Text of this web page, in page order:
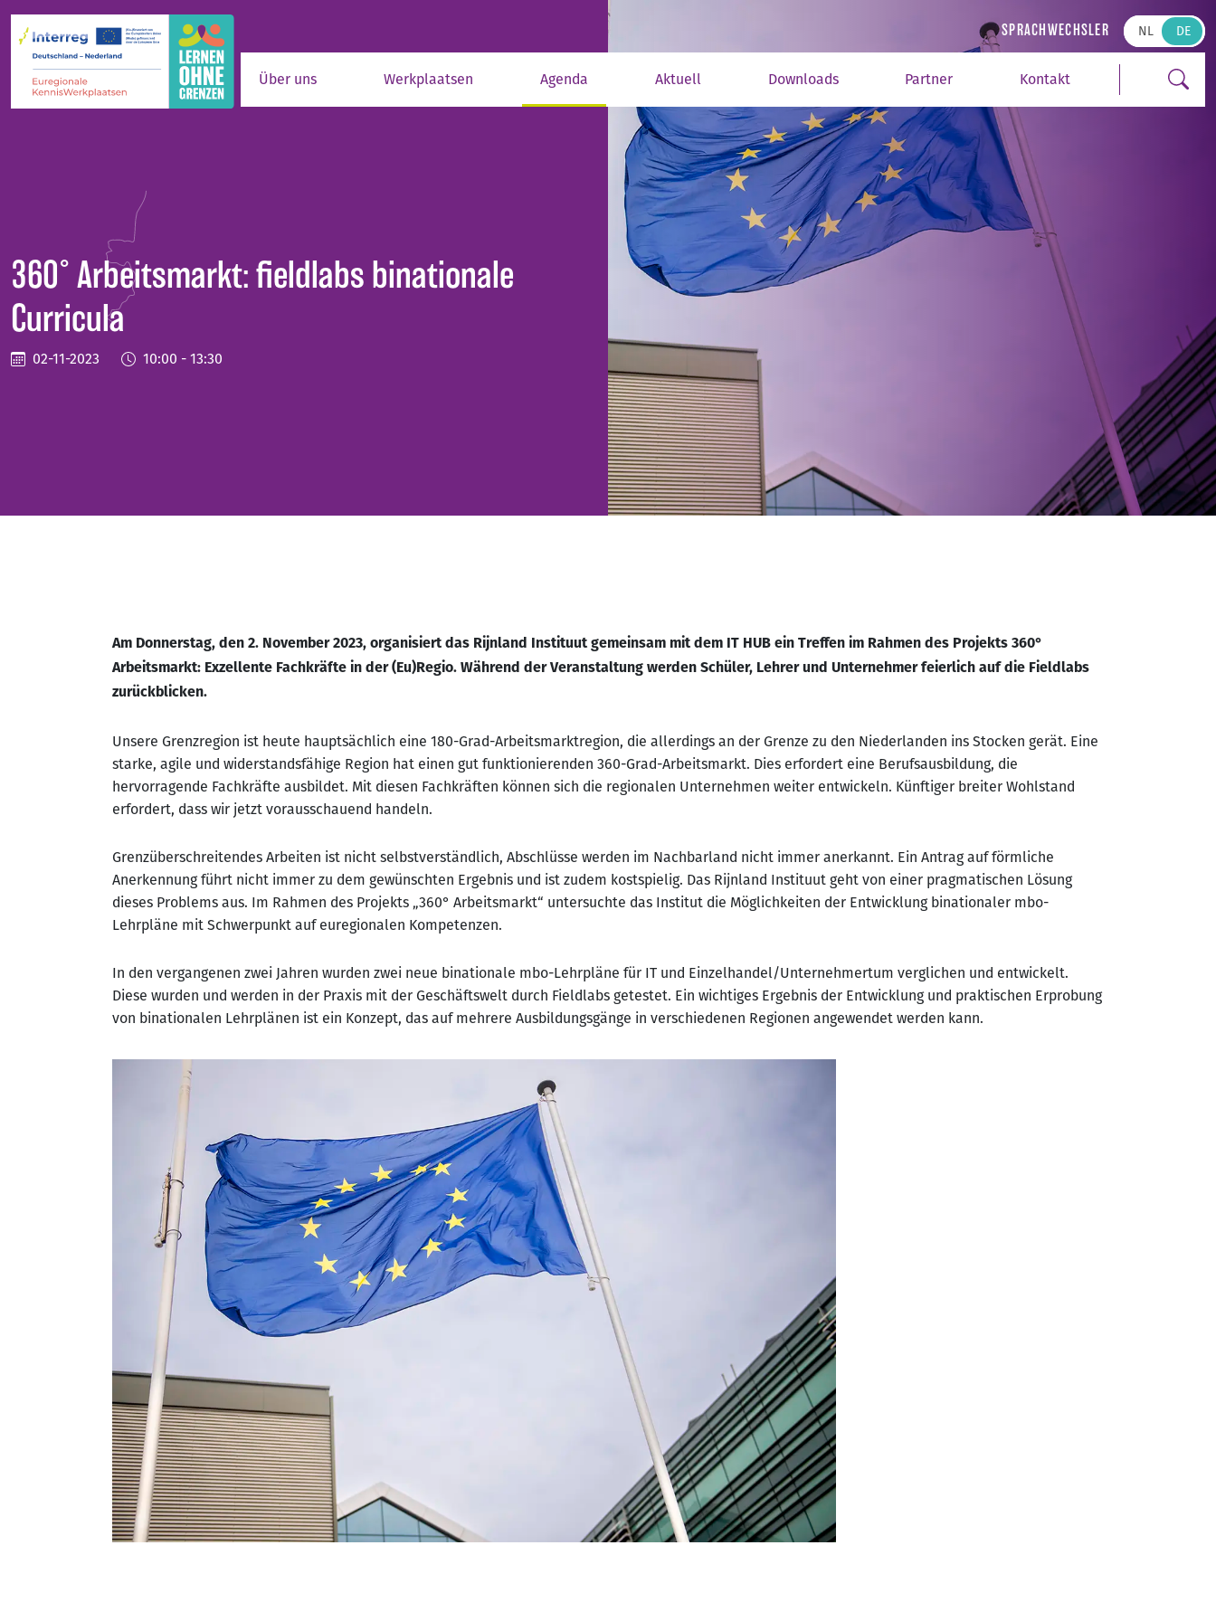
Zum Hauptinhalt springen
SPRACHWECHSLER NL
Über uns Werkplaatsen Agenda Aktuell Downloads Partner Kontakt
Suchen
360° Arbeitsmarkt: fieldlabs binationale
Curricula
02-11-2023 10:00 - 13:30
Am Donnerstag, den 2. November 2023, organisiert das Rijnland Instituut gemeinsam mit dem IT HUB ein Treffen im Rahmen des Projekts 360°
Arbeitsmarkt: Exzellente Fachkräfte in der (Eu)Regio. Während der Veranstaltung werden Schüler, Lehrer und Unternehmer feierlich auf die Fieldlabs
zurückblicken.
Unsere Grenzregion ist heute hauptsächlich eine 180-Grad-Arbeitsmarktregion, die allerdings an der Grenze zu den Niederlanden ins Stocken gerät. Eine
starke, agile und widerstandsfähige Region hat einen gut funktionierenden 360-Grad-Arbeitsmarkt. Dies erfordert eine Berufsausbildung, die
hervorragende Fachkräfte ausbildet. Mit diesen Fachkräften können sich die regionalen Unternehmen weiter entwickeln. Künftiger breiter Wohlstand
erfordert, dass wir jetzt vorausschauend handeln.
Grenzüberschreitendes Arbeiten ist nicht selbstverständlich, Abschlüsse werden im Nachbarland nicht immer anerkannt. Ein Antrag auf förmliche
Anerkennung führt nicht immer zu dem gewünschten Ergebnis und ist zudem kostspielig. Das Rijnland Instituut geht von einer pragmatischen Lösung
dieses Problems aus. Im Rahmen des Projekts „360° Arbeitsmarkt“ untersuchte das Institut die Möglichkeiten der Entwicklung binationaler mbo-
Lehrpläne mit Schwerpunkt auf euregionalen Kompetenzen.
In den vergangenen zwei Jahren wurden zwei neue binationale mbo-Lehrpläne für IT und Einzelhandel/Unternehmertum verglichen und entwickelt.
Diese wurden und werden in der Praxis mit der Geschäftswelt durch Fieldlabs getestet. Ein wichtiges Ergebnis der Entwicklung und praktischen Erprobung
von binationalen Lehrplänen ist ein Konzept, das auf mehrere Ausbildungsgänge in verschiedenen Regionen angewendet werden kann.